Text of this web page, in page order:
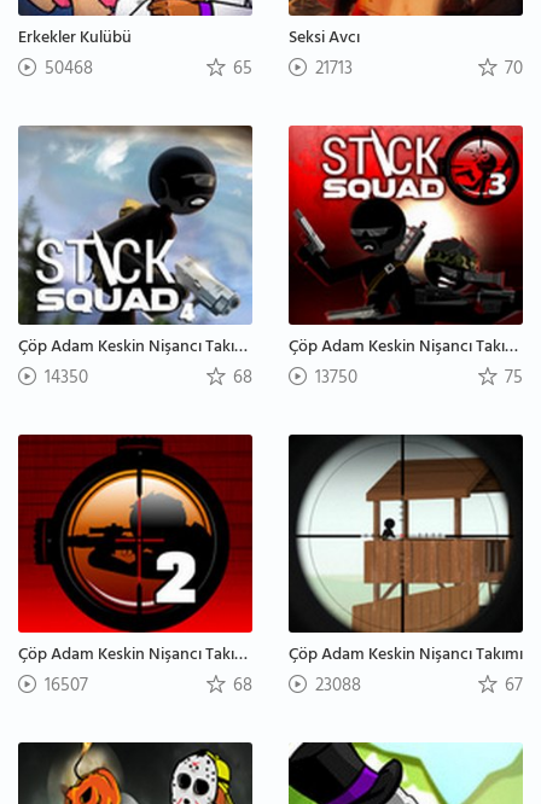
Erkekler Kulübü
50468 65
Seksi Avcı
21713 70
Çöp Adam Keskin Nişancı Takımı 4
14350 68
Çöp Adam Keskin Nişancı Takımı 3
13750 75
Çöp Adam Keskin Nişancı Takımı 2
16507 68
Çöp Adam Keskin Nişancı Takımı
23088 67